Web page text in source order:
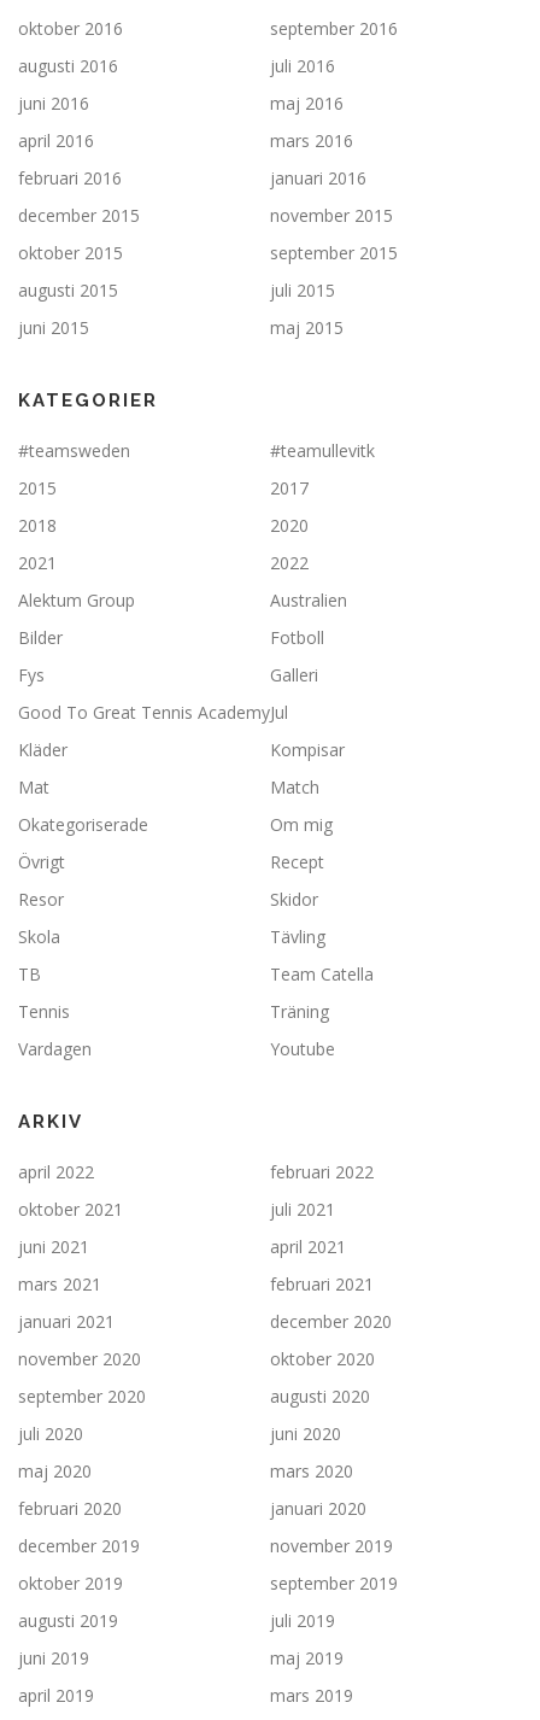
oktober 2016
september 2016
augusti 2016
juli 2016
juni 2016
maj 2016
april 2016
mars 2016
februari 2016
januari 2016
december 2015
november 2015
oktober 2015
september 2015
augusti 2015
juli 2015
juni 2015
maj 2015
KATEGORIER
#teamsweden
#teamullevitk
2015
2017
2018
2020
2021
2022
Alektum Group
Australien
Bilder
Fotboll
Fys
Galleri
Good To Great Tennis AcademyJul
Kläder
Kompisar
Mat
Match
Okategoriserade
Om mig
Övrigt
Recept
Resor
Skidor
Skola
Tävling
TB
Team Catella
Tennis
Träning
Vardagen
Youtube
ARKIV
april 2022
februari 2022
oktober 2021
juli 2021
juni 2021
april 2021
mars 2021
februari 2021
januari 2021
december 2020
november 2020
oktober 2020
september 2020
augusti 2020
juli 2020
juni 2020
maj 2020
mars 2020
februari 2020
januari 2020
december 2019
november 2019
oktober 2019
september 2019
augusti 2019
juli 2019
juni 2019
maj 2019
april 2019
mars 2019